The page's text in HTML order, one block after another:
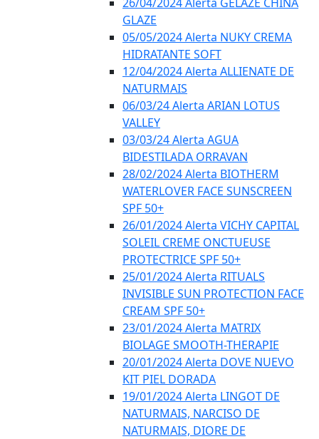
GLAZE
05/05/2024 Alerta NUKY CREMA
HIDRATANTE SOFT
12/04/2024 Alerta ALLIENATE DE
NATURMAIS
06/03/24 Alerta ARIAN LOTUS
VALLEY
03/03/24 Alerta AGUA
BIDESTILADA ORRAVAN
28/02/2024 Alerta BIOTHERM
WATERLOVER FACE SUNSCREEN
SPF 50+
26/01/2024 Alerta VICHY CAPITAL
SOLEIL CREME ONCTUEUSE
PROTECTRICE SPF 50+
25/01/2024 Alerta RITUALS
INVISIBLE SUN PROTECTION FACE
CREAM SPF 50+
23/01/2024 Alerta MATRIX
BIOLAGE SMOOTH-THERAPIE
20/01/2024 Alerta DOVE NUEVO
KIT PIEL DORADA
19/01/2024 Alerta LINGOT DE
NATURMAIS, NARCISO DE
NATURMAIS, DIORE DE